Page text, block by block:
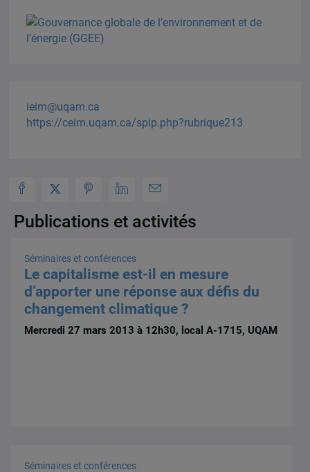
ieim@uqam.ca
https://ceim.uqam.ca/spip.php?rubrique213
Publications et activités
Séminaires et conférences
Le capitalisme est-il en mesure
d’apporter une réponse aux défis du
changement climatique ?
Mercredi 27 mars 2013 à 12h30, local A-1715, UQAM
Séminaires et conférences